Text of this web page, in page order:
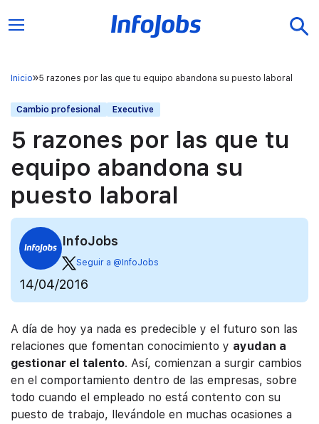
Inicio 5 razones por las que tu equipo abandona su puesto laboral
Cambio profesional Executive
5 razones por las que tu
equipo abandona su
puesto laboral
InfoJobs
Seguir a @InfoJobs
14/04/2016
A día de hoy ya nada es predecible y el futuro son las
relaciones que fomentan conocimiento y ayudan a
gestionar el talento. Así, comienzan a surgir cambios
en el comportamiento dentro de las empresas, sobre
todo cuando el empleado no está contento con su
puesto de trabajo, llevándole en muchas ocasiones a